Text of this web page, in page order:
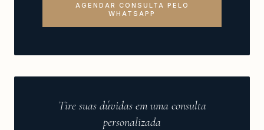
AGENDAR CONSULTA PELO
WHATSAPP
Tire suas dúvidas em uma consulta
personalizada